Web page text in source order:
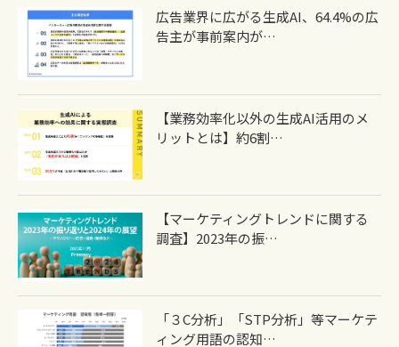
広告業界に広がる生成AI、64.4%の広
告主が事前案内が…
【業務効率化以外の生成AI活用のメ
リットとは】約6割…
【マーケティングトレンドに関する
調査】2023年の振…
「３C分析」「STP分析」等マーケテ
ィング用語の認知…